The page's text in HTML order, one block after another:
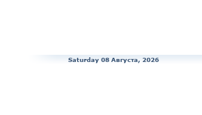
Saturday 08 Августа, 2026